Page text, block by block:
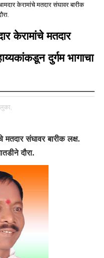
केरामांचे मतदार संघावर बारीक
केरामांचे मतदार
दुर्गम भागाचा
संघावर बारीक लक्ष.
दौरा.